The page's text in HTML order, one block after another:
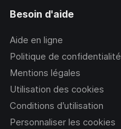
Besoin d'aide
Aide en ligne
Politique de confidentialité
Mentions légales
Utilisation des cookies
Conditions d’utilisation
Personnaliser les cookies